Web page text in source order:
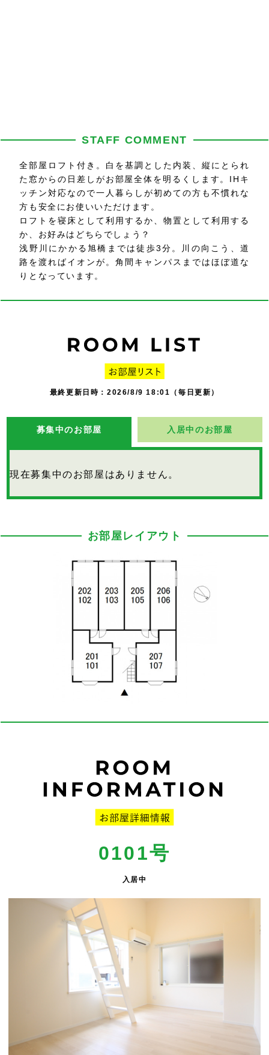
STAFF COMMENT
全部屋ロフト付き。白を基調とした内装、縦にとられ
た窓からの日差しがお部屋全体を明るくします。IHキ
ッチン対応なので一人暮らしが初めての方も不慣れな
方も安全にお使いいただけます。
ロフトを寝床として利用するか、物置として利用する
か、お好みはどちらでしょう？
浅野川にかかる旭橋までは徒歩3分。川の向こう、道
路を渡ればイオンが。角間キャンパスまではほぼ道な
りとなっています。
最終更新日時：2026/8/9 18:01（毎日更新）
募集中のお部屋 入居中のお部屋
現在募集中のお部屋はありません。
お部屋レイアウト
0101号
入居中